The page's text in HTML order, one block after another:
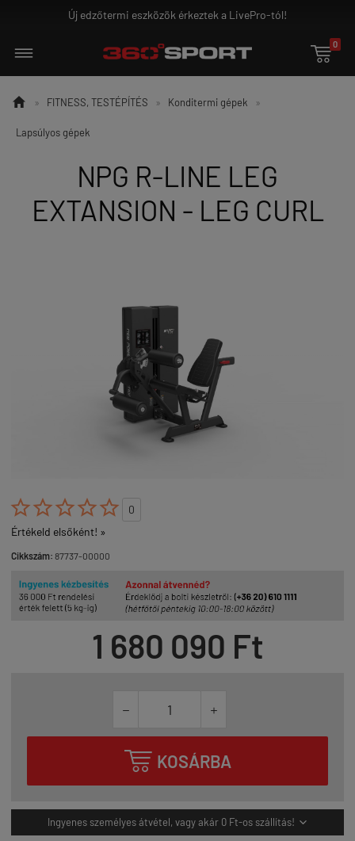
Új edzőtermi eszközök érkeztek a LivePro-tól!

0
 » FITNESS, TESTÉPÍTÉS » Konditermi gépek »
Lapsúlyos gépek
NPG R-LINE LEG
EXTANSION - LEG CURL

0
Értékeld elsőként! »
Cikkszám: 87737-00000
1 680 090 Ft
 
 KOSÁRBA
Ingyenes személyes átvétel, vagy akár 0 Ft-os szállítás! 